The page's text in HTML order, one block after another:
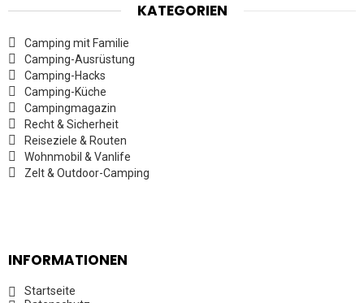
KATEGORIEN
Camping mit Familie
Camping-Ausrüstung
Camping-Hacks
Camping-Küche
Campingmagazin
Recht & Sicherheit
Reiseziele & Routen
Wohnmobil & Vanlife
Zelt & Outdoor-Camping
INFORMATIONEN
Startseite